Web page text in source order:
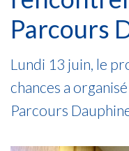
Parcours
Lundi 13 juin, le
chances a
Parcours